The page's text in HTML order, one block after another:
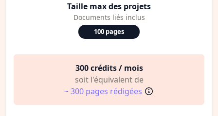
Taille max des projets
Documents liés inclus
100 pages
300 crédits / mois
soit l'équivalent de
~ 300 pages rédigées